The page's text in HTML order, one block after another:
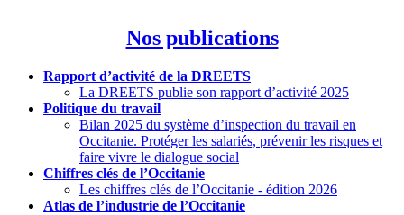
Nos publications
Rapport d’activité de la DREETS
La DREETS publie son rapport d’activité 2025
Politique du travail
Bilan 2025 du système d’inspection du travail en
Occitanie. Protéger les salariés, prévenir les risques et
faire vivre le dialogue social
Chiffres clés de l’Occitanie
Les chiffres clés de l’Occitanie - édition 2026
Atlas de l’industrie de l’Occitanie